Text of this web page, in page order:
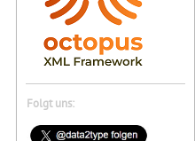
Folgt uns: